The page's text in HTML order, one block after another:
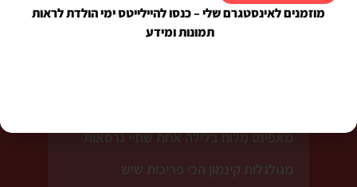
חדש באתר
גואן קארי – מנת הדגל שלי ממאסטר שף
מאפינס מלוח בלילה אחת שתיי גרסאות
מגולגלות קינמון הכי פריכות שיש
מוזמנים לאינסטגרם שלי – כנסו להיילייטס ימי הולדת לראות
תמונות ומידע